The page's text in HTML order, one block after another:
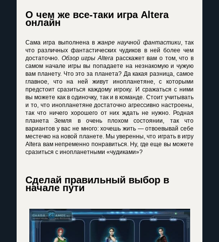
О чем же все-таки игра Altera
онлайн
Сама игра выполнена вжанре научной фантастики, так
что различных фантастических чудиков в ней более чем
достаточно. Обзор игры Altera расскажет вам о том, что в
самом начале игры вы попадаете на незнакомую и чужую
вам планету. Что это за планета? Да какая разница, самое
главное, что на ней живут инопланетяне, с которыми
предстоит сразиться каждому игроку. И сражаться с ними
вы можете как в одиночку, так и в команде. Стоит учитывать
и то, что инопланетяне достаточно агрессивно настроены,
так что ничего хорошего от них ждать не нужно. Родная
планета Земля в очень плохом состоянии, так что
вариантов у вас не много: хочешь жить — отвоевывай себе
местечко на новой планете. Мы уверенны, что играть в игру
Altera вам непременно понравиться. Ну, где еще вы можете
сразиться с инопланетными «чудиками»?
Сделай правильный выбор в
начале пути